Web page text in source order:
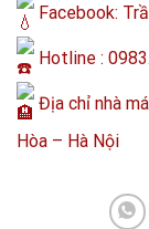
Facebook:
Hotline :
Địa chỉ nhà
Hòa – Hà Nội